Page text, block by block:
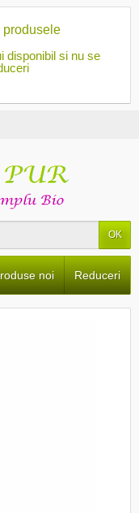
produsele
disponibil si nu se
OK
Reduceri
noi